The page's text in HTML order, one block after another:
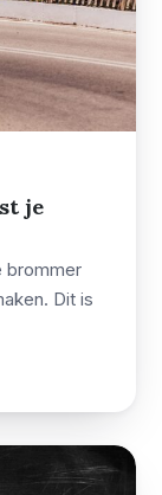
je
brommer
Dit is